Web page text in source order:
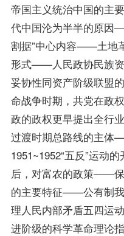
帝国主义统治中国的主
代中国沦为半半的原因
割据”中心内容——土地
形式——人民政协民族
妥协性同资产阶级联盟
命战争时期，共党在政
政的政权更早提出全行
过渡时期总路线的主体
1951~1952“五反”运动
后，对富农的政策——保
的主要特征——公有制
理人民内部矛盾五四运
进阶级的科学革命理论